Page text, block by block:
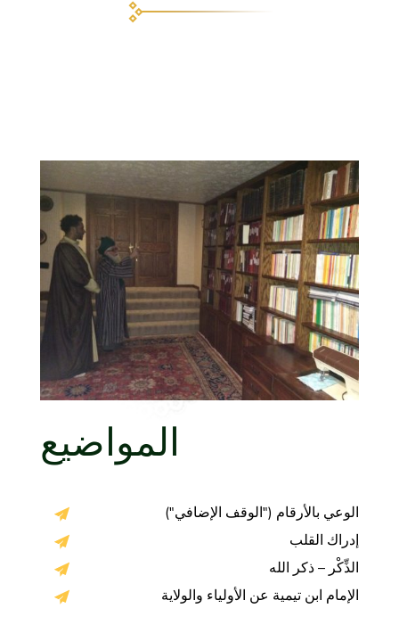
المواضيع
الوعي بالأرقام ("الوقف الإضافي")
إدراك القلب
الذِّكْر – ذكر الله
الإمام ابن تيمية عن الأولياء والولاية